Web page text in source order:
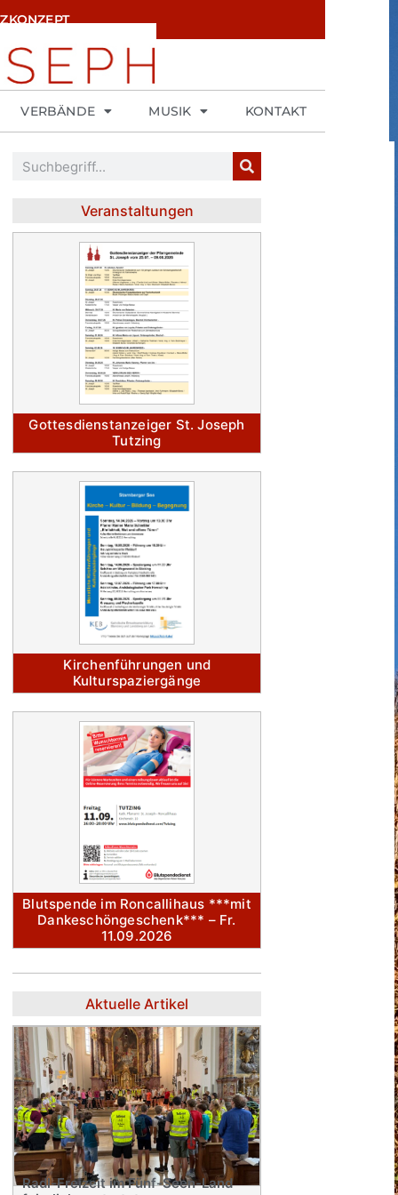
VERBÄNDE MUSIK KONTAKT
Veranstaltungen
Gottesdienstanzeiger St. Joseph
Tutzing
Kirchenführungen und
Kulturspaziergänge
Blutspende im Roncallihaus ***mit
Dankeschöngeschenk*** – Fr.
11.09.2026
Aktuelle Artikel
Radl-Freizeit im Fünf-Seen-Land